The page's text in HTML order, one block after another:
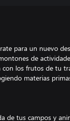
para un nuevo
de
los frutos de tu
materias
de tus campos y